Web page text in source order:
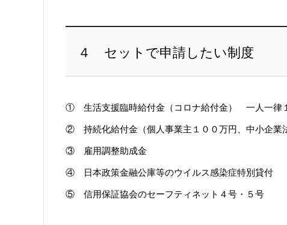
４ セットで申請したい制度
① 生活支援臨時給付金（コロナ給付金） 一人一律
② 持続化給付金（個人事業主１００万円、中小企業
③ 雇用調整助成金
④ 日本政策金融公庫等のウイルス感染症特別貸付
⑤ 信用保証協会のセーフティネット４号・５号